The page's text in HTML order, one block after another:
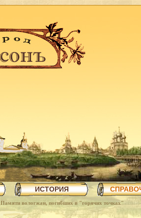
ИСТОРИЯ
Памяти вологжан, погибших в "горячих точках"